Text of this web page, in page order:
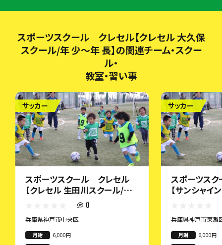
スポーツスクール クレセル【クレセル 大久保
スクール/年 少～年 長】の関連チーム・スクー
ル・
教室・習い事
サッカー
スポーツスクール クレセル
【クレセル 生田川スクール/年
0
兵庫県神戸市中央区
月謝
6,000円
サッカー
スポーツス
【サンシャイ
兵庫県神戸市東灘
月謝
6,000円